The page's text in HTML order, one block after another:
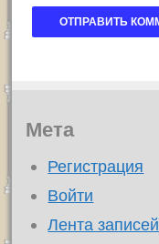
Мета
Регистрация
Войти
Лента записей